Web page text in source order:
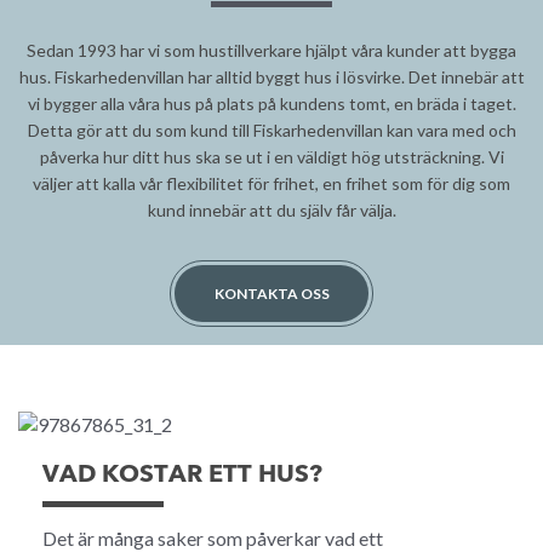
Sedan 1993 har vi som hustillverkare hjälpt våra kunder att bygga
hus. Fiskarhedenvillan har alltid byggt hus i lösvirke. Det innebär att
vi bygger alla våra hus på plats på kundens tomt, en bräda i taget.
Detta gör att du som kund till Fiskarhedenvillan kan vara med och
påverka hur ditt hus ska se ut i en väldigt hög utsträckning. Vi
väljer att kalla vår flexibilitet för frihet, en frihet som för dig som
kund innebär att du själv får välja.
KONTAKTA OSS
VAD KOSTAR ETT HUS?
Det är många saker som påverkar vad ett